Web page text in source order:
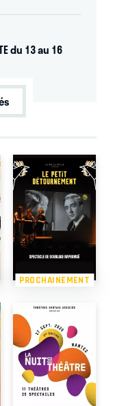
du 13 au 16
PROCHAINEMENT